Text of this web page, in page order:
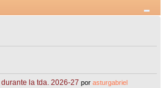
la tda. 2026-27 porasturgabriel